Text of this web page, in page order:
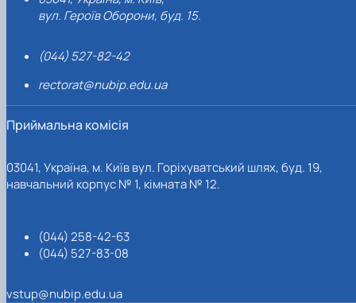
вул. Героїв Оборони, буд. 15.
(044) 527-82-42
rectorat@nubip.edu.ua
Приймальна комісія
03041, Україна, м. Київ вул. Горіхуватський шлях, буд. 19,
навчальний корпус № 1, кімната № 12.
(044) 258-42-63
(044) 527-83-08
vstup@nubip.edu.ua